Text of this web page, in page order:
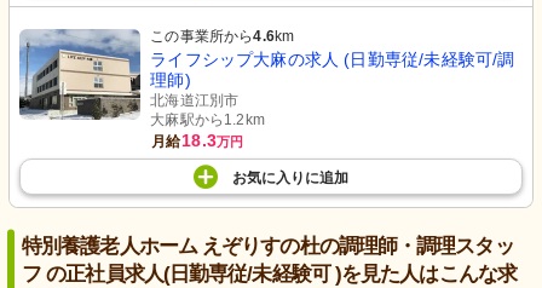
この事業所から4.6km
ライフシップ大麻の求人 (日勤専従/未経験可/調
理師)
北海道江別市
大麻駅から1.2km
月給18.3万円
お気に入り に追加
特別養護老人ホーム えぞりすの杜の調理師・調理スタッ
フ の正社員求人(日勤専従/未経験可 )を見た人はこんな求